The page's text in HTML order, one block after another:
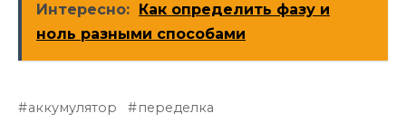
Интересно:
Как определить фазу и
ноль разными способами
аккумулятор переделка